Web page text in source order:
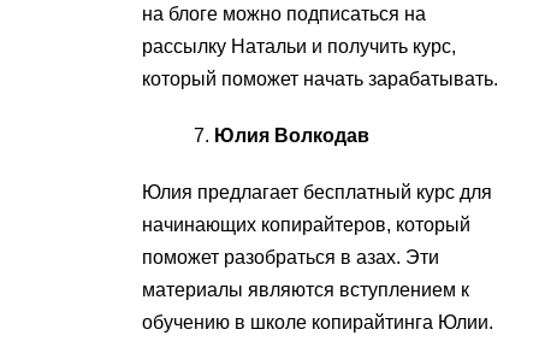
на блоге можно подписаться на
рассылку Натальи и получить курс,
который поможет начать зарабатывать.
Юлия Волкодав
Юлия предлагает бесплатный курс для
начинающих копирайтеров, который
поможет разобраться в азах. Эти
материалы являются вступлением к
обучению в школе копирайтинга Юлии.